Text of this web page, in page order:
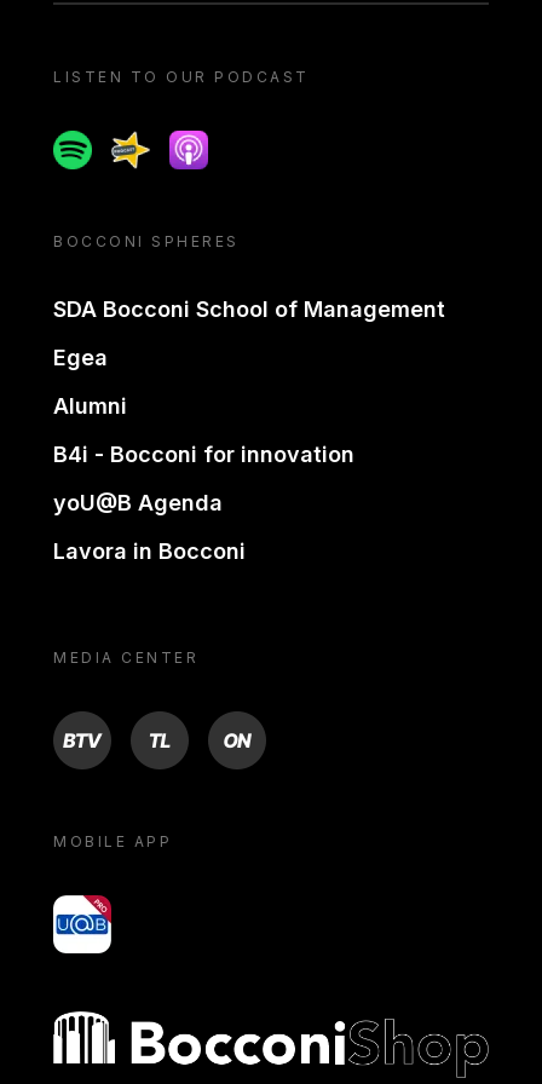
LISTEN TO OUR PODCAST
SpotifySpreakerApple podcast
BOCCONI SPHERES
SDA Bocconi School of Management
Egea
Alumni
B4i - Bocconi for innovation
yoU@B Agenda
Lavora in Bocconi
MEDIA CENTER
BTV TL ON
MOBILE APP
yoU@B
Bocconi shop